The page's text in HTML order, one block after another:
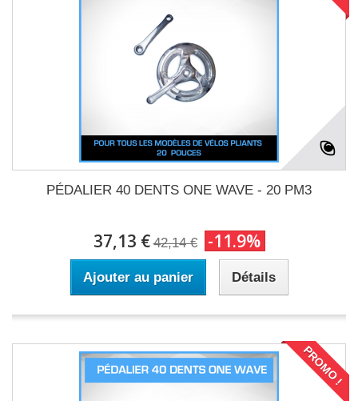
PÉDALIER 40 DENTS ONE WAVE - 20 PM3
37,13 € 42,14 € -11.9%
Ajouter au panier Détails
PROMO !